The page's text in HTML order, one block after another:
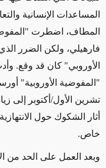
المساعدات الإنسانية
المطاف، اضطرت
فارهيلي، ولكن الضرر
الأوروبي" كان قد وقع.
تشرين الأول/أكتوبر إلى
أثار الشكوك حول
خاص.
وبعد العمل على الحد من